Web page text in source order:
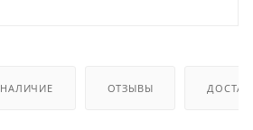
НАЛИЧИЕ ОТЗЫВЫ